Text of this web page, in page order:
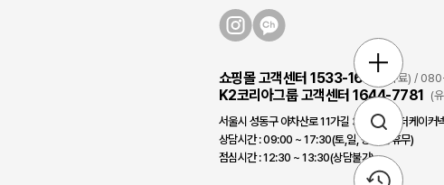
쇼핑몰 고객센터 1533-1631 (유료) /
K2코리아그룹 고객센터 1644-7781
(
서울시 성동구 아차산로 11가길 3, 2층/(주)더케이커
상담시간 : 09:00 ~ 17:30(토,일, 공휴일 휴무)
점심시간 : 12:30 ~ 13:30(상담불가)